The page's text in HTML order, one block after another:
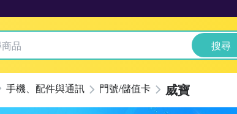
搜尋
手機、配件與通訊 門號/儲值卡 威寶